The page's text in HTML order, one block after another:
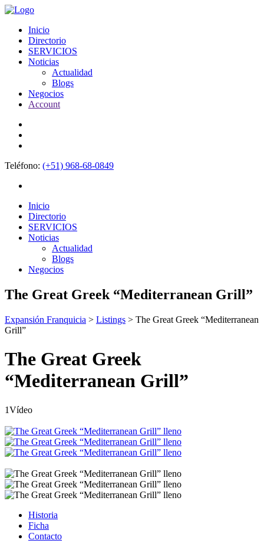
Inicio
Directorio
SERVICIOS
Noticias
Actualidad
Blogs
Negocios
Account
Teléfono: (+51) 968-68-0849
Inicio
Directorio
SERVICIOS
Noticias
Actualidad
Blogs
Negocios
The Great Greek “Mediterranean Grill”
Expansión Franquicia > Listings > The Great Greek “Mediterranean
Grill”
The Great Greek
“Mediterranean Grill”
1Vídeo
Historia
Ficha
Contacto